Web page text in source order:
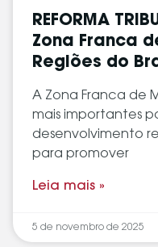
REFORMA
Zona Franca
Regiões do
A Zona Franca de
mais importantes
desenvolvimento
para promover
Leia mais »
5 de novembro de 2025